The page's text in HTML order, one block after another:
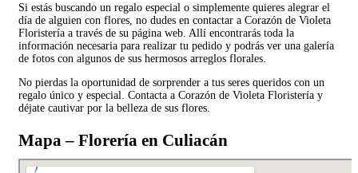
Si estás buscando un regalo especial o simplemente quieres alegrar el
día de alguien con flores, no dudes en contactar a Corazón de Violeta
Floristería a través de su página web. Allí encontrarás toda la
información necesaria para realizar tu pedido y podrás ver una galería
de fotos con algunos de sus hermosos arreglos florales.
No pierdas la oportunidad de sorprender a tus seres queridos con un
regalo único y especial. Contacta a Corazón de Violeta Floristería y
déjate cautivar por la belleza de sus flores.
Mapa – Florería en Culiacán